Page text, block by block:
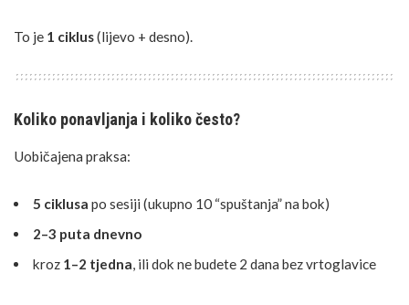
To je 1 ciklus(lijevo + desno).
Koliko ponavljanja i koliko često?
Uobičajena praksa:
5 ciklusa po sesiji (ukupno 10 “spuštanja” na bok)
2–3 puta dnevno
kroz 1–2 tjedna, ili dok ne budete 2 dana bez vrtoglavice